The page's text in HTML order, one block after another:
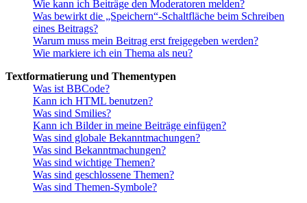
Wie kann ich Beiträge den Moderatoren melden?
Was bewirkt die „Speichern“-Schaltfläche beim Schreiben
eines Beitrags?
Warum muss mein Beitrag erst freigegeben werden?
Wie markiere ich ein Thema als neu?
Textformatierung und Thementypen
Was ist BBCode?
Kann ich HTML benutzen?
Was sind Smilies?
Kann ich Bilder in meine Beiträge einfügen?
Was sind globale Bekanntmachungen?
Was sind Bekanntmachungen?
Was sind wichtige Themen?
Was sind geschlossene Themen?
Was sind Themen-Symbole?